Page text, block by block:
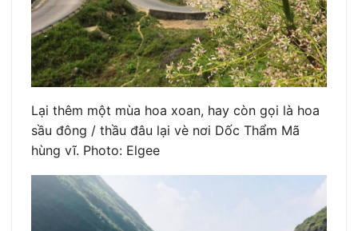
Lại thêm một mùa hoa xoan, hay còn gọi là hoa
sầu đông / thầu đâu lại vè nơi Dốc Thẩm Mã
hùng vĩ. Photo: Elgee